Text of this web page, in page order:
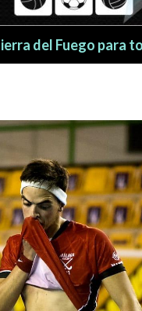
del Fuego para